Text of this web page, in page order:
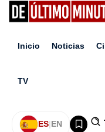
Inicio Noticias
TV
ES|EN